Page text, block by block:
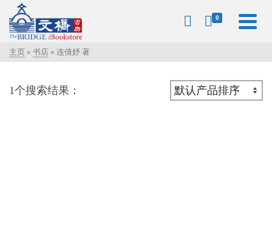
0
主页 » 书店 » 连倩妤 著
1个搜索结果：